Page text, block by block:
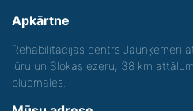
Apkārtne
Rehabilitācijas centrs Jaunķemeri
jūru un Slokas ezeru, 38 km
pludmales.